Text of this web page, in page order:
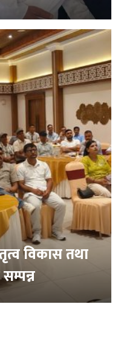
विकास तथा